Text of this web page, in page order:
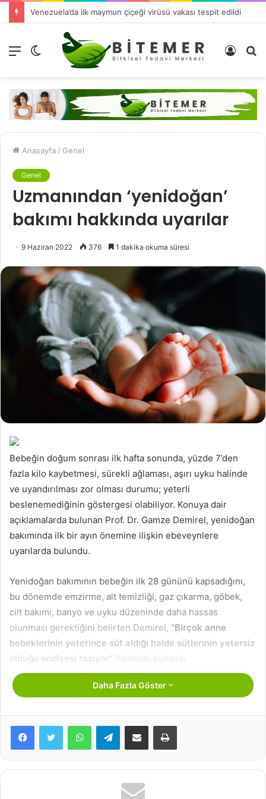
Venezuela’da ilk maymun çiçeği virüsü vakası tespit edildi
Menü
görünümü
Kayıt
Anasayfa / Genel
Genel
Uzmanından ‘yenidoğan’
bakımı hakkında uyarılar
9 Haziran 2022 376 1 dakika okuma süresi
Bebeğin doğum sonrası ilk hafta sonunda, yüzde 7’den
fazla kilo kaybetmesi, sürekli ağlaması, aşırı uyku halinde
ve uyandırılması zor olması durumu; yeterli
beslenemediğinin göstergesi olabiliyor. Konuya dair
açıklamalarda bulunan Prof. Dr. Gamze Demirel, yenidoğan
bakımında ilk bir ayın önemine ilişkin ebeveynlere
uyarılarda bulundu.
Yenidoğan bakımının bebeğin ilk 28 gününü kapsadığını,
bu dönemde emzirme, alt temizliği, gaz çıkarma, göbek,
cilt bakımı, banyo ve uyku düzeninde daha hassas
olunması gerektiğini belirten Demirel, “Birçok anne
bebeklerinin yeterince süt aldığı halde sütlerinin yetersiz
olduğu endişesi taşıyor” ifadesini kullandı.
Demirel, yeterli anne sütü alıp alamadığını gösteren
değişiklikleri, bebeğin davranışlarındaki değişiklik şeklinde
sıraladı.
İlgili Makaleler
Maymun çiçeği salgınında korkutan
Daha Fazla Göster
WhatsAppTelegramE-Posta ile paylaş Yazdır